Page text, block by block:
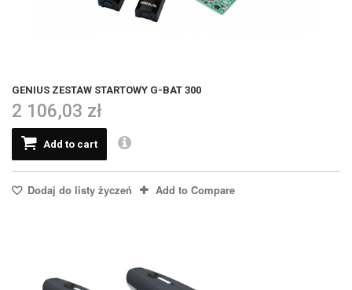
GENIUS ZESTAW STARTOWY G-BAT 300
2 106,03 zł
Add to cart
Dodaj do listy życzeń Add to Compare